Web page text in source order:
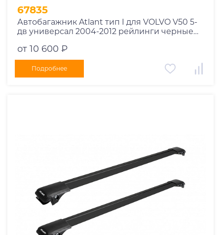
67835
Автобагажник Atlant тип I для VOLVO V50 5-
дв универсал 2004-2012 рейлинги черные
от 10 600 ₽
Подробнее